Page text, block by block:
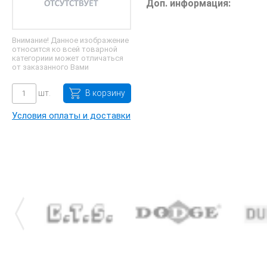
Внимание! Данное изображение
относится ко всей товарной
категориии может отличаться
от заказанного Вами
шт. В корзину
Условия оплаты и доставки
Доп. информация: